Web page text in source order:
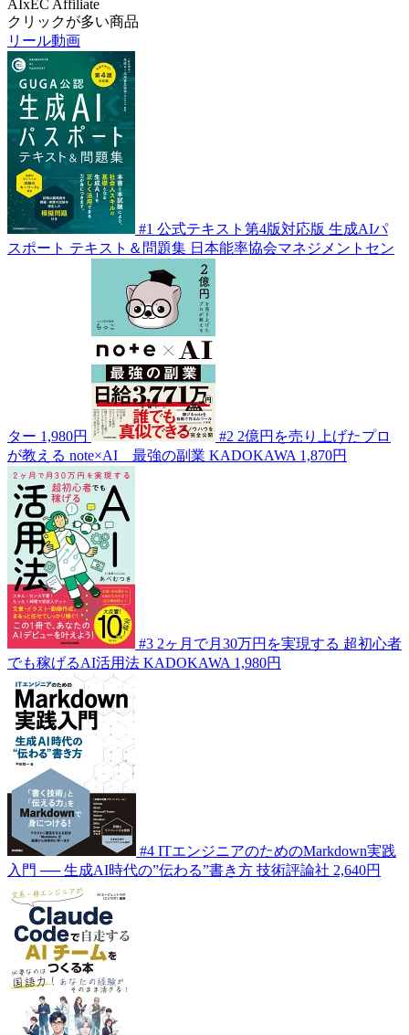
AIxEC Affiliate
クリックが多い商品
リール動画
#1 公式テキスト第4版対応版 生成AIパ
スポート テキスト＆問題集 日本能率協会マネジメントセン
ター 1,980円 #2 2億円を売り上げたプロ
が教える note×AI 最強の副業 KADOKAWA 1,870円
#3 2ヶ月で月30万円を実現する 超初心者
でも稼げるAI活用法 KADOKAWA 1,980円
#4 ITエンジニアのためのMarkdown実践
入門 ── 生成AI時代の”伝わる”書き方 技術評論社 2,640円